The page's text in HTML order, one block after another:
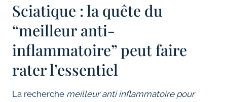
Sciatique : la quête du
“meilleur anti-
inflammatoire” peut faire
rater l’essentiel
La recherche meilleur anti inflammatoire pour